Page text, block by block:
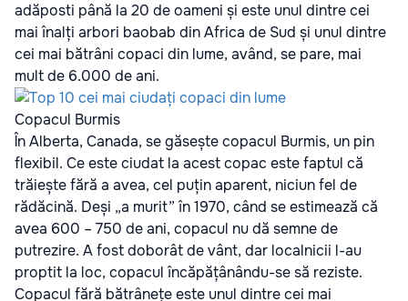
adăposti până la 20 de oameni și este unul dintre cei
mai înalți arbori baobab din Africa de Sud și unul dintre
cei mai bătrâni copaci din lume, având, se pare, mai
mult de 6.000 de ani.
Copacul Burmis
În Alberta, Canada, se găsește copacul Burmis, un pin
flexibil. Ce este ciudat la acest copac este faptul că
trăiește fără a avea, cel puțin aparent, niciun fel de
rădăcină. Deși „a murit” în 1970, când se estimează că
avea 600 – 750 de ani, copacul nu dă semne de
putrezire. A fost doborât de vânt, dar localnicii l-au
proptit la loc, copacul încăpățânându-se să reziste.
Copacul fără bătrânețe este unul dintre cei mai